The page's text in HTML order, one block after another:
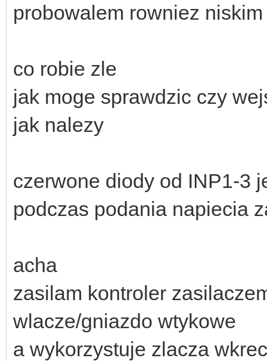
probowalem rowniez
co robie zle
jak moge sprawdzic czy
jak nalezy
czerwone diody od INP1-3
podczas podania napiecia
acha
zasilam kontroler
wlacze/gniazdo wtykowe
a wykorzystuje zlacza